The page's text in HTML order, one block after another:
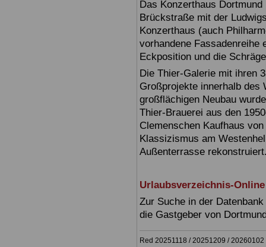
Das Konzerthaus
Brückstraße mit der
Konzerthaus (auch
vorhandene Fassadenreihe
Eckposition und die
Die Thier-Galerie mit ihren
Großprojekte innerhalb des
großflächigen Neubau
Thier-Brauerei aus den
Clemenschen Kaufhaus
Klassizismus am
Außenterrasse
Urlaubsverzeichnis-Online
Zur Suche in der
die Gastgeber von
Red 20251118 / 20251209 /